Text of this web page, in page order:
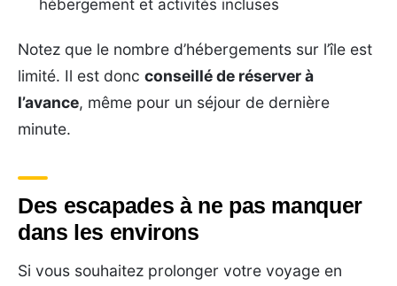
hébergement et activités incluses
Notez que le nombre d’hébergements sur l’île est
limité. Il est donc conseillé de réserver à
l’avance, même pour un séjour de dernière
minute.
Des escapades à ne pas manquer
dans les environs
Si vous souhaitez prolonger votre voyage en